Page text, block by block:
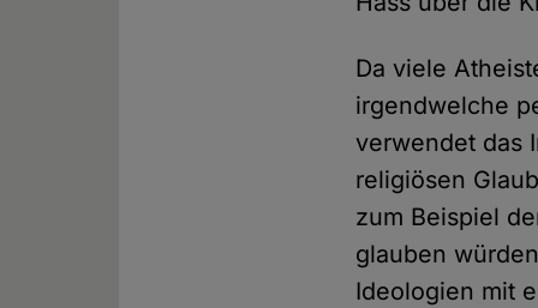
Da viele
irgendwelche
verwendet das
religiösen
zum Beispiel
glauben
Ideologien mit